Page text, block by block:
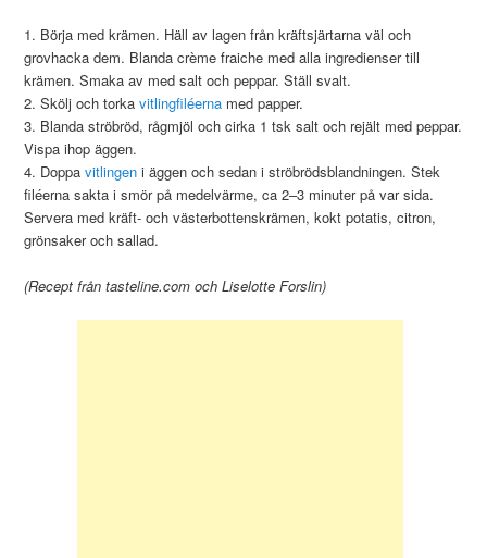
1. Börja med krämen. Häll av lagen från kräftsjärtarna väl och
grovhacka dem. Blanda crème fraiche med alla ingredienser till
krämen. Smaka av med salt och peppar. Ställ svalt.
2. Skölj och torkavitlingfiléerna med papper.
3. Blanda ströbröd, rågmjöl och cirka 1 tsk salt och rejält med peppar.
Vispa ihop äggen.
4. Doppavitlingen i äggen och sedan i ströbrödsblandningen. Stek
filéerna sakta i smör på medelvärme, ca 2–3 minuter på var sida.
Servera med kräft- och västerbottenskrämen, kokt potatis, citron,
grönsaker och sallad.
(Recept från tasteline.com och Liselotte Forslin)